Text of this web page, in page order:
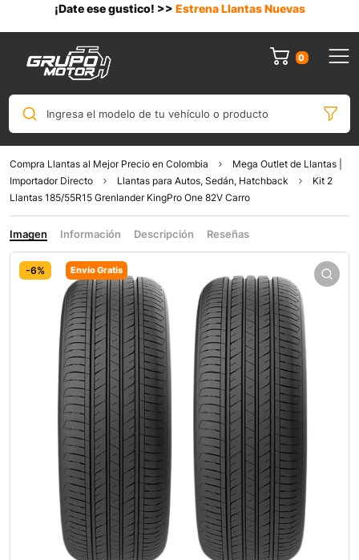
¡Date ese gustico! >> Estrena Llantas Nuevas
0
Ingresa el modelo de tu vehículo o producto
Compra Llantas al Mejor Precio en Colombia
Mega Outlet de Llantas |
Importador Directo
Llantas para Autos, Sedán, Hatchback
Kit 2
Llantas 185/55R15 Grenlander KingPro One 82V Carro
Imagen Información Descripción Reseñas
-6% Envío Gratis